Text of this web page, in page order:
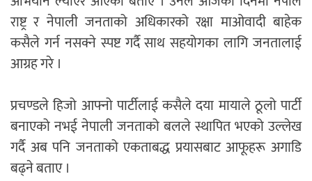
राष्ट्र र नेपाली जनताको अधिकारको रक्षा माओवादी बाहेक
कसैले गर्न नसक्ने स्पष्ट गर्दै साथ सहयोगका लागि जनतालाई
आग्रह गरे ।
प्रचण्डले हिजो आफ्नो पार्टीलाई कसैले दया मायाले ठूलो पार्टी
बनाएको नभई नेपाली जनताको बलले स्थापित भएको उल्लेख
गर्दै अब पनि जनताको एकताबद्ध प्रयासबाट आफूहरू अगाडि
बढ्ने बताए ।